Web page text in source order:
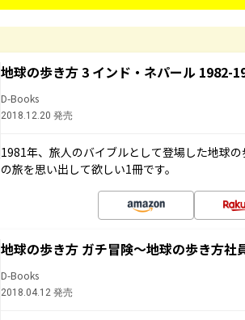
地球の歩き方 3 インド・ネパール 1982-
D-Books
2018.12.20 発売
1981年、旅人のバイブルとして登場した地球
の旅を思い出して欲しい1冊です。
地球の歩き方 ガチ冒険～地球の歩き方社
D-Books
2018.04.12 発売